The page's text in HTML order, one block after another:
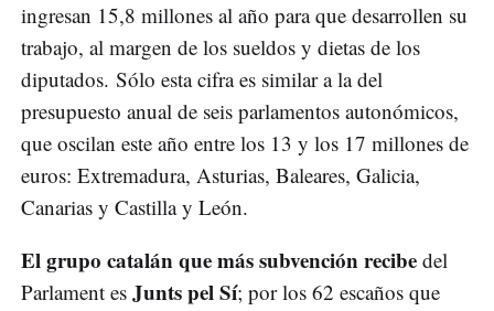
ingresan 15,8 millones al año para que desarrollen su
trabajo, al margen de los sueldos y dietas de los
diputados. Sólo esta cifra es similar a la del
presupuesto anual de seis parlamentos autonómicos,
que oscilan este año entre los 13 y los 17 millones de
euros: Extremadura, Asturias, Baleares, Galicia,
Canarias y Castilla y León.
El grupo catalán que más subvención recibe del
Parlament es Junts pel Sí; por los 62 escaños que